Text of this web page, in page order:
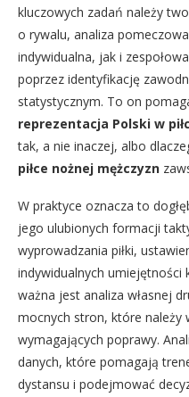
kluczowych zadań należy
o rywalu, analiza
indywidualna, jak i
poprzez identyfikację
statystycznym. To on
reprezentacja Polski w
tak, a nie inaczej, albo
piłce nożnej mężczyzn
W praktyce oznacza to
jego ulubionych formacji
wyprowadzania piłki,
indywidualnych umiejętności
ważna jest analiza własnej
mocnych stron, które należy
wymagających poprawy.
danych, które pomagają
dystansu i podejmować